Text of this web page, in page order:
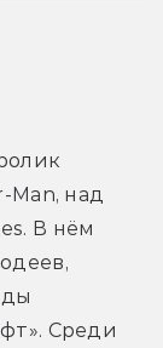
Man, над
В нём
Среди